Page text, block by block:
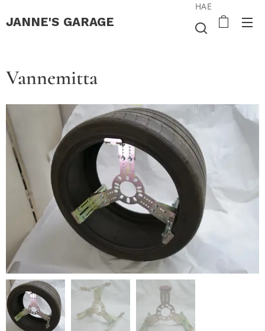
JANNE'S GARAGE
HAE
Vannemitta